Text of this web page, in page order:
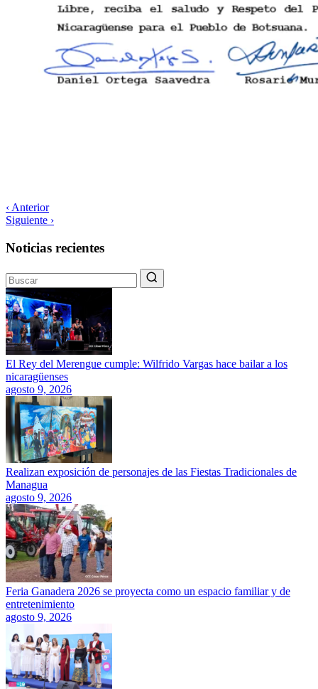
‹ Anterior
Siguiente ›
Noticias recientes
El Rey del Merengue cumple: Wilfrido Vargas hace bailar a los
nicaragüenses
agosto 9, 2026
Realizan exposición de personajes de las Fiestas Tradicionales de
Managua
agosto 9, 2026
Feria Ganadera 2026 se proyecta como un espacio familiar y de
entretenimiento
agosto 9, 2026